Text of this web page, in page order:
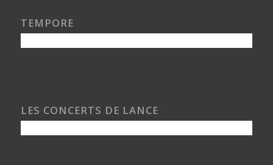
TEMPORE
LES CONCERTS DE LANCE